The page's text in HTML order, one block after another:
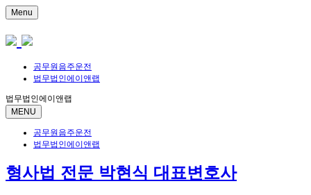
Menu
공무원음주운전
법무법인에이앤랩
법무법인에이앤랩
MENU
공무원음주운전
법무법인에이앤랩
형사법 전문 박현식 대표변호사